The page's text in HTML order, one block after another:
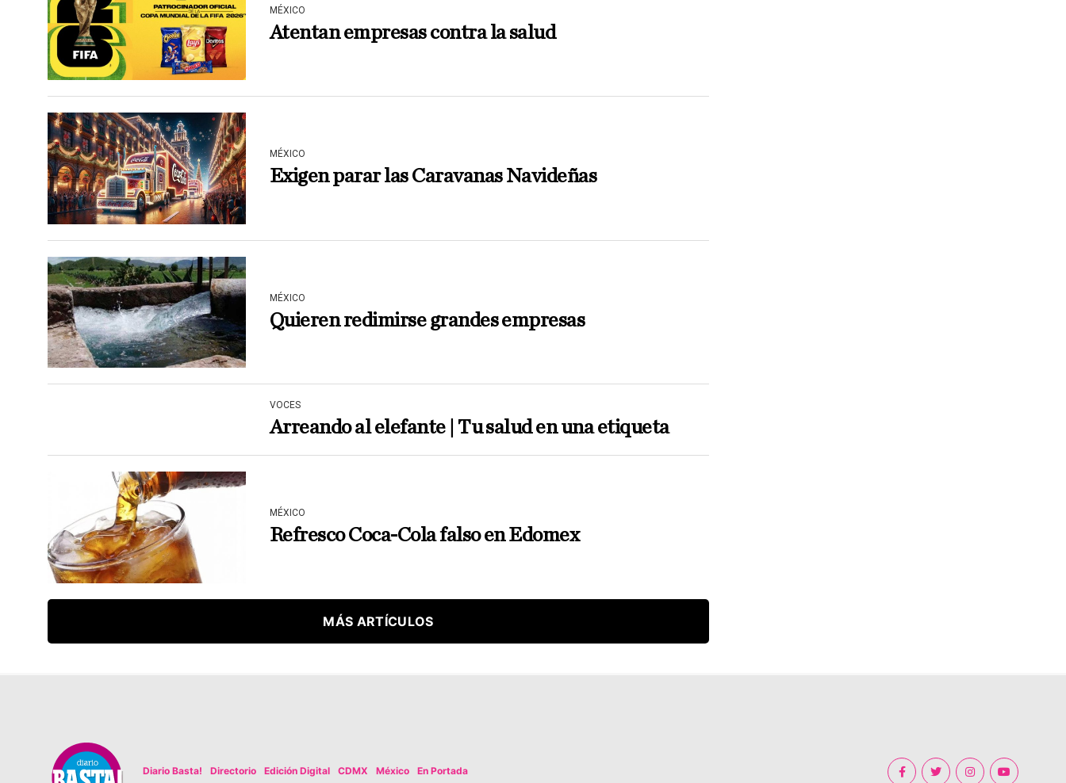
MÉXICO
Atentan empresas contra la salud
MÉXICO
Exigen parar las Caravanas Navideñas
MÉXICO
Quieren redimirse grandes empresas
VOCES
Arreando al elefante | Tu salud en una etiqueta
MÉXICO
Refresco Coca-Cola falso en Edomex
MÁS ARTÍCULOS
Diario Basta! Directorio Edición Digital CDMX México En Portada